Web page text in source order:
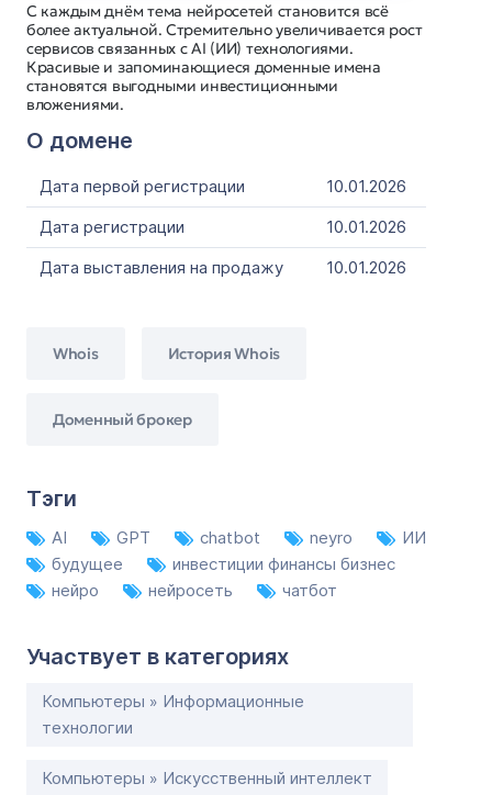
С каждым днём тема нейросетей становится всё
более актуальной. Стремительно увеличивается рост
сервисов связанных с AI (ИИ) технологиями.
Красивые и запоминающиеся доменные имена
становятся выгодными инвестиционными
вложениями.
О домене
Дата первой регистрации
10.01.2026
Дата регистрации
10.01.2026
Дата выставления на продажу
10.01.2026
Whois История Whois
Доменный брокер
Тэги
AI GPT chatbot neyro
ИИ
будущее
инвестиции финансы бизнес
нейро
нейросеть чатбот
Участвует в категориях
Компьютеры » Информационные
технологии
Компьютеры » Искусственный интеллект